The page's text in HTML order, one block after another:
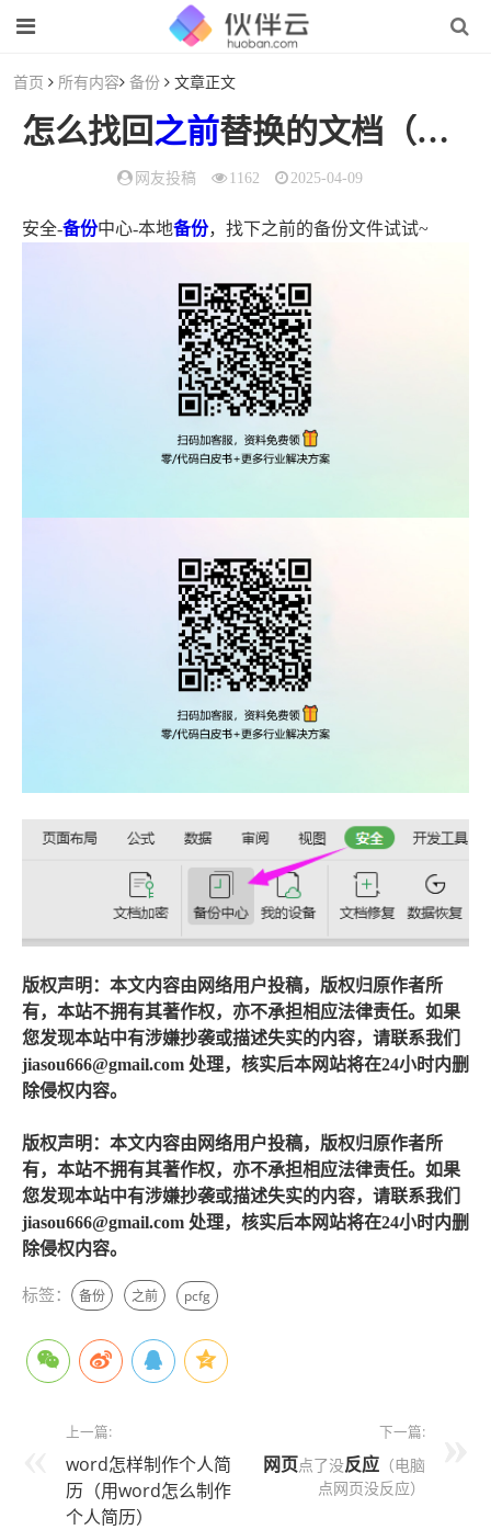
首页 所有内容 备份 文章正文
怎么找回之前替换的文档（替换的文档怎么找回来）
网友投稿 1162 2025-04-09
安全-备份中心-本地备份，找下之前的备份文件试试~
版权声明：本文内容由网络用户投稿，版权归原作者所
有，本站不拥有其著作权，亦不承担相应法律责任。如果
您发现本站中有涉嫌抄袭或描述失实的内容，请联系我们
jiasou666@gmail.com 处理，核实后本网站将在24小时内删
除侵权内容。
版权声明：本文内容由网络用户投稿，版权归原作者所
有，本站不拥有其著作权，亦不承担相应法律责任。如果
您发现本站中有涉嫌抄袭或描述失实的内容，请联系我们
jiasou666@gmail.com 处理，核实后本网站将在24小时内删
除侵权内容。
标签： 备份 之前 pcfg
上一篇:
word怎样制作个人简
历（用word怎么制作
个人简历）
下一篇:
网页点了没反应 （电脑
点网页没反应）